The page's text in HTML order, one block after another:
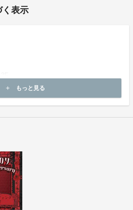
く表示
のリワード代金をご確認ください。
す。
方法
ビスの提供時期は、各プロジェクトペ
ご確認ください。
add もっと見る